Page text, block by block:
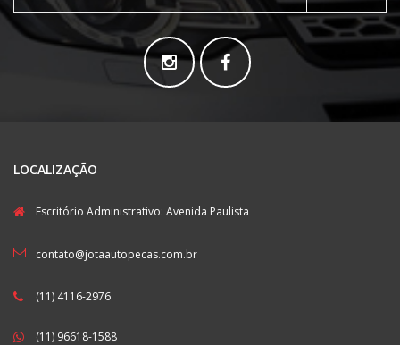
LOCALIZAÇÃO
Escritório Administrativo: Avenida Paulista
contato@jotaautopecas.com.br
(11) 4116-2976
(11) 96618-1588